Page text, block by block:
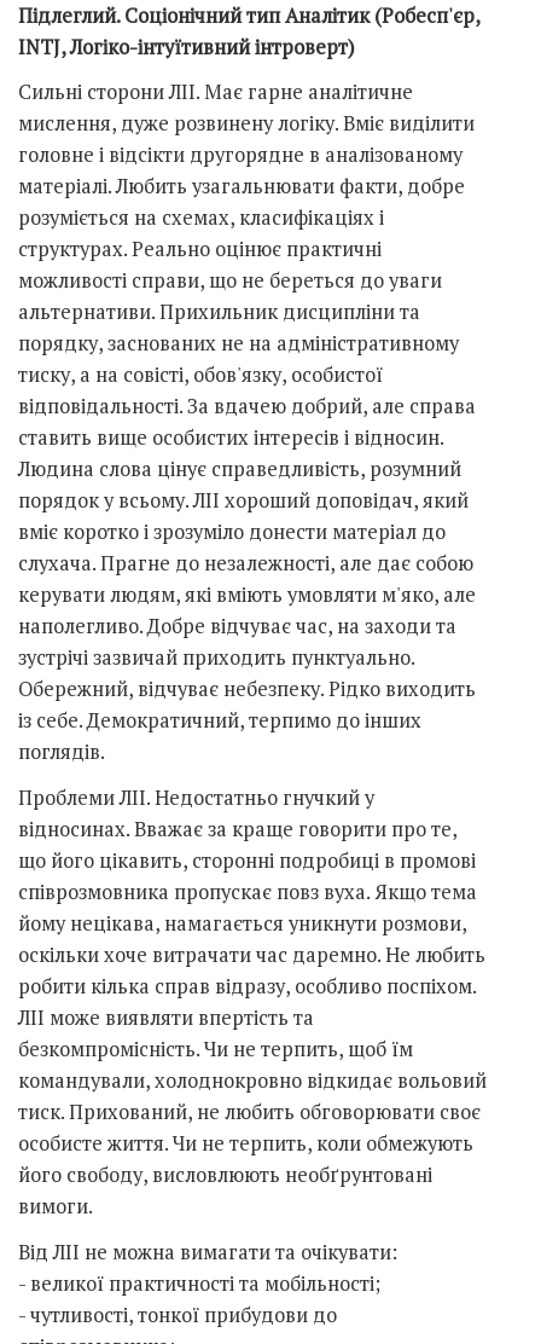
Підлеглий. Соціонічний тип Аналітик (Робесп'єр,
INTJ, Логіко-інтуїтивний інтроверт)
Сильні сторони ЛІІ. Має гарне аналітичне
мислення, дуже розвинену логіку. Вміє виділити
головне і відсікти другорядне в аналізованому
матеріалі. Любить узагальнювати факти, добре
розуміється на схемах, класифікаціях і
структурах. Реально оцінює практичні
можливості справи, що не береться до уваги
альтернативи. Прихильник дисципліни та
порядку, заснованих не на адміністративному
тиску, а на совісті, обов'язку, особистої
відповідальності. За вдачею добрий, але справа
ставить вище особистих інтересів і відносин.
Людина слова цінує справедливість, розумний
порядок у всьому. ЛІІ хороший доповідач, який
вміє коротко і зрозуміло донести матеріал до
слухача. Прагне до незалежності, але дає собою
керувати людям, які вміють умовляти м'яко, але
наполегливо. Добре відчуває час, на заходи та
зустрічі зазвичай приходить пунктуально.
Обережний, відчуває небезпеку. Рідко виходить
із себе. Демократичний, терпимо до інших
поглядів.
Проблеми ЛІІ. Недостатньо гнучкий у
відносинах. Вважає за краще говорити про те,
що його цікавить, сторонні подробиці в промові
співрозмовника пропускає повз вуха. Якщо тема
йому нецікава, намагається уникнути розмови,
оскільки хоче витрачати час даремно. Не любить
робити кілька справ відразу, особливо поспіхом.
ЛІІ може виявляти впертість та
безкомпромісність. Чи не терпить, щоб їм
командували, холоднокровно відкидає вольовий
тиск. Прихований, не любить обговорювати своє
особисте життя. Чи не терпить, коли обмежують
його свободу, висловлюють необґрунтовані
вимоги.
Від ЛІІ не можна вимагати та очікувати:
- великої практичності та мобільності;
- чутливості, тонкої прибудови до